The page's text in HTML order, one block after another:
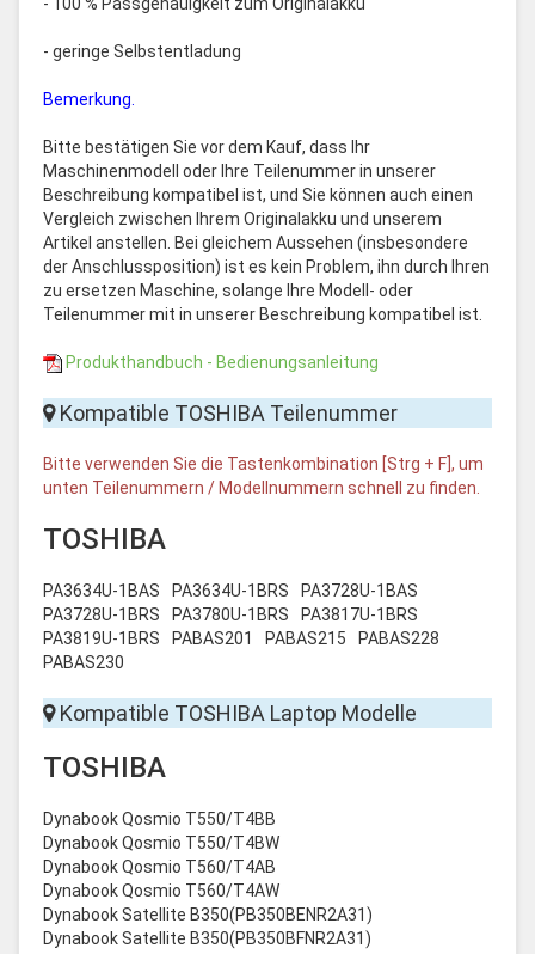
- geringe Selbstentladung
Bemerkung.
Bitte bestätigen Sie vor dem Kauf, dass Ihr
Maschinenmodell oder Ihre Teilenummer in unserer
Beschreibung kompatibel ist, und Sie können auch einen
Vergleich zwischen Ihrem Originalakku und unserem
Artikel anstellen. Bei gleichem Aussehen (insbesondere
der Anschlussposition) ist es kein Problem, ihn durch Ihren
zu ersetzen Maschine, solange Ihre Modell- oder
Teilenummer mit in unserer Beschreibung kompatibel ist.
Produkthandbuch - Bedienungsanleitung
Kompatible TOSHIBA Teilenummer
Bitte verwenden Sie die Tastenkombination [Strg + F], um
unten Teilenummern / Modellnummern schnell zu finden.
TOSHIBA
PA3634U-1BAS PA3634U-1BRS
PA3728U-1BAS
PA3728U-1BRS
PA3780U-1BRS
PA3817U-1BRS
PA3819U-1BRS
PABAS201 PABAS215
PABAS228
PABAS230
Kompatible TOSHIBA Laptop Modelle
TOSHIBA
Dynabook Qosmio T550/T4BB
Dynabook Qosmio T550/T4BW
Dynabook Qosmio T560/T4AB
Dynabook Qosmio T560/T4AW
Dynabook Satellite B350(PB350BENR2A31)
Dynabook Satellite B350(PB350BFNR2A31)